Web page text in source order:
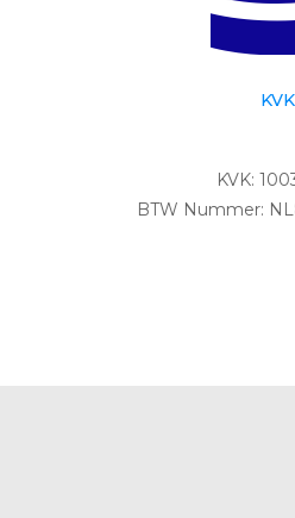
KVK
KVK:
BTW Nummer: